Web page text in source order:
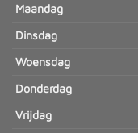
Maandag
Dinsdag
Woensdag
Donderdag
Vrijdag